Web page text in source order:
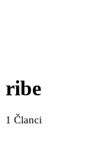
ribe
1 Članci